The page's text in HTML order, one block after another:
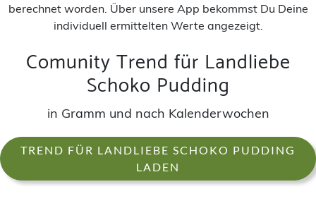
berechnet worden. Über unsere App bekommst Du Deine
individuell ermittelten Werte angezeigt.
Comunity Trend für Landliebe
Schoko Pudding
in Gramm und nach Kalenderwochen
TREND FÜR LANDLIEBE SCHOKO PUDDING
LADEN